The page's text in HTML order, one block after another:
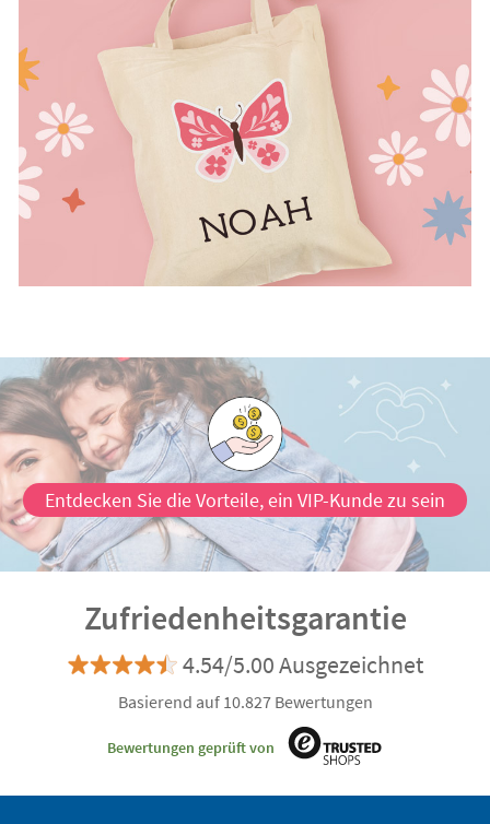
Entdecken Sie die Vorteile, ein VIP-Kunde zu sein
Zufriedenheitsgarantie
4.54/5.00 Ausgezeichnet
Basierend auf 10.827 Bewertungen
Bewertungen geprüft von